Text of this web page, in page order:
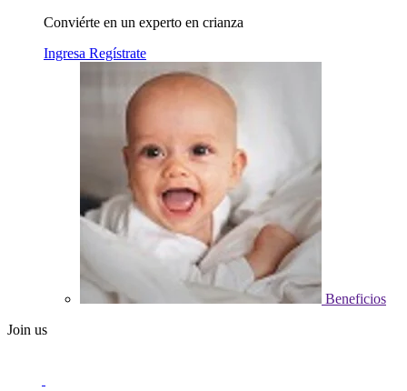
Conviérte en un experto en crianza
Ingresa Regístrate
Beneficios
Join us